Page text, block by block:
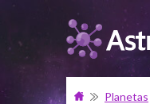
Planetas